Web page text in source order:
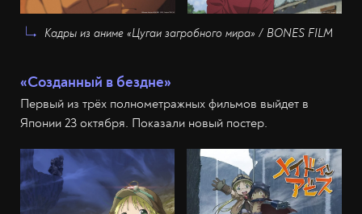
Кадры из аниме «Цугаи загробного мира» / BONES FILM
«Созданный в бездне»
Первый из трёх полнометражных фильмов выйдет в
Японии 23 октября. Показали новый постер.